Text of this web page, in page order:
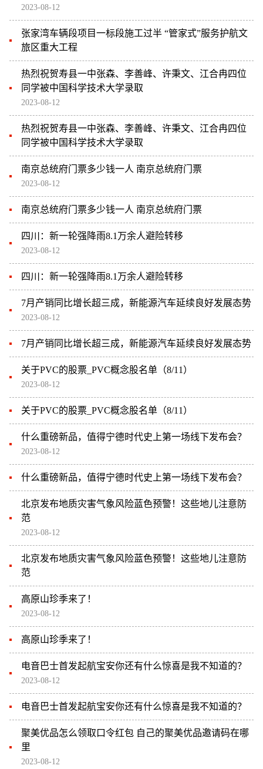
2023-08-12
张家湾车辆段项目一标段施工过半 “管家式”服务护航文
旅区重大工程
热烈祝贺寿县一中张森、李善峰、许秉文、江合冉四位
同学被中国科学技术大学录取
2023-08-12
热烈祝贺寿县一中张森、李善峰、许秉文、江合冉四位
同学被中国科学技术大学录取
南京总统府门票多少钱一人 南京总统府门票
2023-08-12
南京总统府门票多少钱一人 南京总统府门票
四川：新一轮强降雨8.1万余人避险转移
2023-08-12
四川：新一轮强降雨8.1万余人避险转移
7月产销同比增长超三成，新能源汽车延续良好发展态势
2023-08-12
7月产销同比增长超三成，新能源汽车延续良好发展态势
关于PVC的股票_PVC概念股名单（8/11）
2023-08-12
关于PVC的股票_PVC概念股名单（8/11）
什么重磅新品，值得宁德时代史上第一场线下发布会？
2023-08-12
什么重磅新品，值得宁德时代史上第一场线下发布会？
北京发布地质灾害气象风险蓝色预警！这些地儿注意防
范
2023-08-12
北京发布地质灾害气象风险蓝色预警！这些地儿注意防
范
高原山珍季来了！
2023-08-12
高原山珍季来了！
电音巴士首发起航宝安你还有什么惊喜是我不知道的？
2023-08-12
电音巴士首发起航宝安你还有什么惊喜是我不知道的？
聚美优品怎么领取口令红包 自己的聚美优品邀请码在哪
里
2023-08-12